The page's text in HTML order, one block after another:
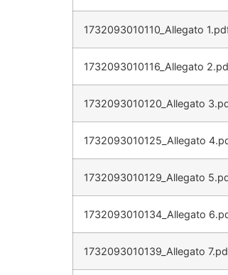
1732093010110_Allegato
1732093010116_Allegato
1732093010120_Allegato
1732093010125_Allegato
1732093010129_Allegato
1732093010134_Allegato
1732093010139_Allegato